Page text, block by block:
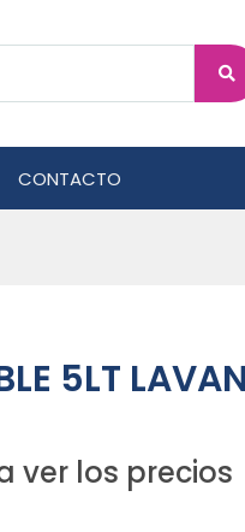
CONTACTO
5LT
ver los precios